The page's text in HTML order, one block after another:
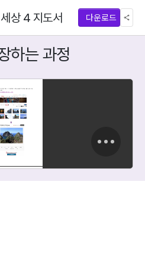
상 4 지도서 다운로드
하는 과정